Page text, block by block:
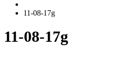
11-08-17g
11-08-17g